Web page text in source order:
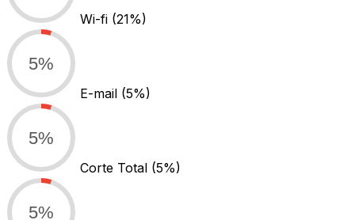
Wi-fi (21%)
5%
E-mail (5%)
5%
Corte Total (5%)
5%